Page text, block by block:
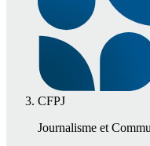
CFPJ
Journalisme et